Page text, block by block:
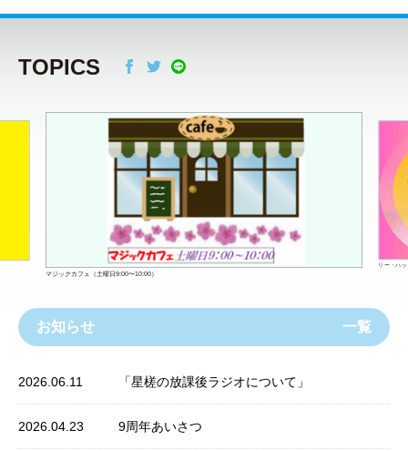
TOPICS
マジックカフェ（土曜日9:00〜10:00）
リー・ハ
お知らせ 一覧
2026.06.11 「星槎の放課後ラジオについて」
2026.04.23 9周年あいさつ